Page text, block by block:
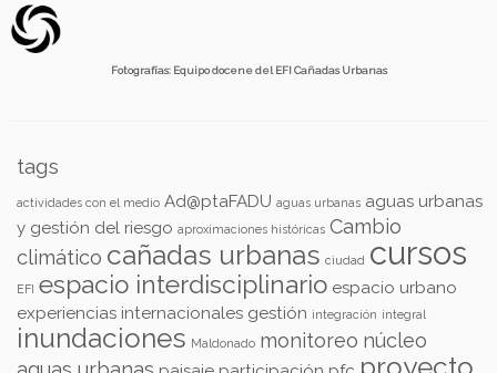
Fotografías: Equipo docene del EFI Cañadas Urbanas
tags
actividades con el medio Ad@ptaFADU aguas urbanas aguas urbanas
y gestión del riesgo aproximaciones históricas Cambio
climático cañadas urbanas ciudad cursos
EFI espacio interdisciplinario espacio urbano
experiencias internacionales gestión integración integral
inundaciones Maldonado monitoreo núcleo